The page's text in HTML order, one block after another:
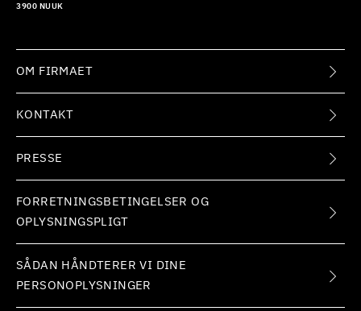
3900 NUUK
OM FIRMAET
KONTAKT
PRESSE
FORRETNINGSBETINGELSER OG
OPLYSNINGSPLIGT
SÅDAN HÅNDTERER VI DINE
PERSONOPLYSNINGER